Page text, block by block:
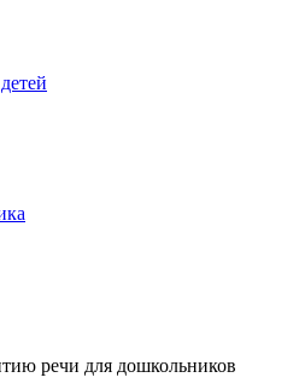
речи для дошкольников